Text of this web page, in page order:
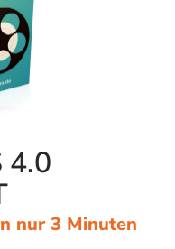
4.0
nur 3 Minuten